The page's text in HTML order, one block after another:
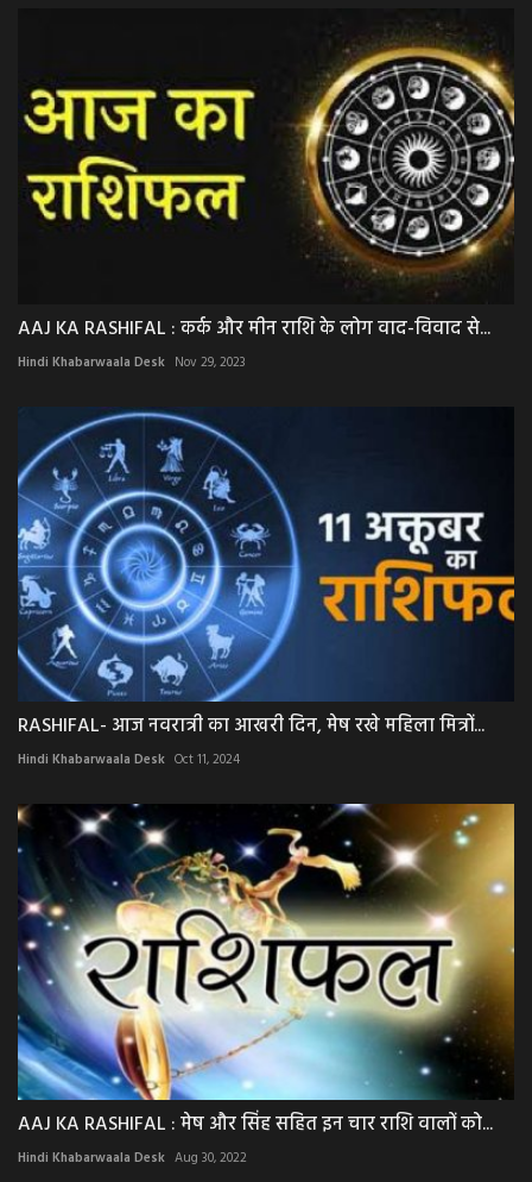
AAJ KA RASHIFAL : कर्क और मीन राशि के लोग वाद-विवाद से...
Hindi Khabarwaala Desk Nov 29, 2023
RASHIFAL- आज नवरात्री का आखरी दिन, मेष रखे महिला मित्रों...
Hindi Khabarwaala Desk Oct 11, 2024
AAJ KA RASHIFAL : मेष और सिंह सहित इन चार राशि वालों को...
Hindi Khabarwaala Desk Aug 30, 2022